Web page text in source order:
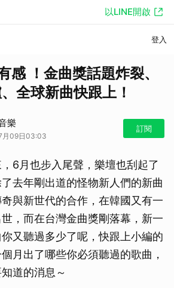
以LINE開啟
登入
感 ！金曲獎話題炸裂、
全球新曲快跟上！
樂
月09日03:03
訂閱
6月也步入尾聲，樂壇也刮起了
去年剛出道的怪物新人們的新曲
與新世代的合作，在韓國又有一
，而在台灣金曲獎剛落幕，新一
又聽過多少了呢，快跟上小編的
月出了哪些你必須聽過的歌曲，
道的消息～